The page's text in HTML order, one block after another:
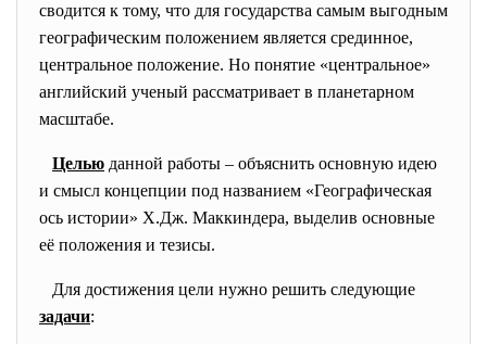
сводится к тому, что для государства самым выгодным
географическим положением является срединное,
центральное положение. Но понятие «центральное»
английский ученый рассматривает в планетарном
масштабе.
Целью данной работы – объяснить основную идею
и смысл концепции под названием «Географическая
ось истории» Х.Дж. Маккиндера, выделив основные
её положения и тезисы.
Для достижения цели нужно решить следующие
задачи: